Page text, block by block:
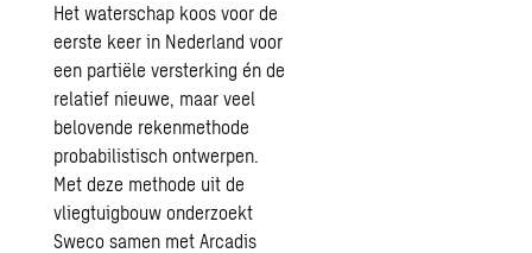
Het waterschap koos voor de
eerste keer in Nederland voor
een partiële versterking én de
relatief nieuwe, maar veel
belovende rekenmethode
probabilistisch ontwerpen.
Met deze methode uit de
vliegtuigbouw onderzoekt
Sweco samen met Arcadis